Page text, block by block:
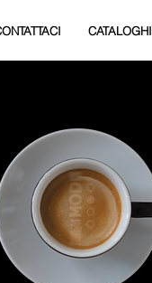
CATALOGHI